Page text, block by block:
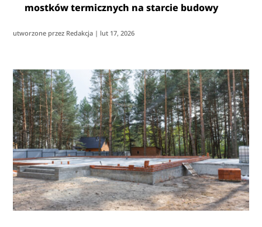
mostków termicznych na starcie budowy
utworzone przez Redakcja | lut 17, 2026